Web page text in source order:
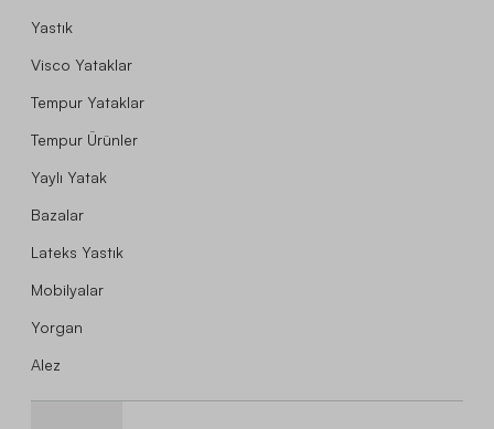
Yastık
Visco Yataklar
Tempur Yataklar
Tempur Ürünler
Yaylı Yatak
Bazalar
Lateks Yastık
Mobilyalar
Yorgan
Alez